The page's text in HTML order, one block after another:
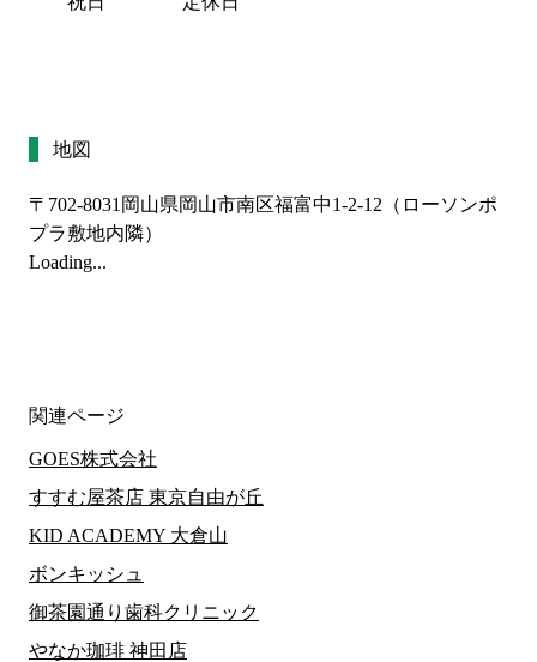
地図
〒702-8031 岡山県岡山市南区福富中1-2-12（ローソンポ
プラ敷地内隣）
Loading...
関連ページ
GOES株式会社
すすむ屋茶店 東京自由が丘
KID ACADEMY 大倉山
ボンキッシュ
御茶園通り歯科クリニック
やなか珈琲 神田店